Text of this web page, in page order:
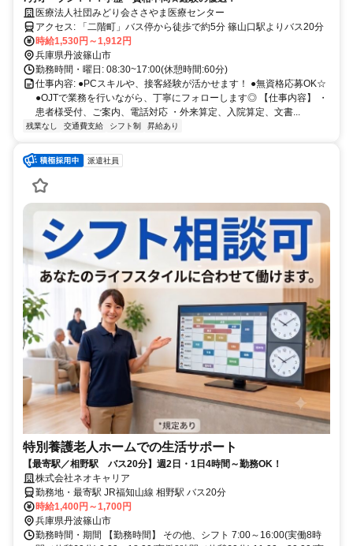
医療法人社団みどり会ささやま医療センター
アクセス: 「二階町」バス停から徒歩で約5分 篠山口駅よりバス20分
時給1,530円～1,912円
兵庫県丹波篠山市
勤務時間・曜日: 08:30~17:00(休憩時間:60分)
仕事内容: ●PCスキルや、接客経験が活かせます！ ●無資格応募OK☆
●OJTで業務を行いながら、丁寧にフォローします◎ 【仕事内容】 ・
患者様受付、ご案内、電話対応 ・外来算定、入院算定、文書...
残業なし 交通費支給 シフト制 昇給あり
派遣社員
特別養護老人ホームでの生活サポート
【最寄駅／相野駅 バス20分】週2日・1日4時間～勤務OK！
株式会社ネオキャリア
勤務地・最寄駅 JR福知山線 相野駅 バス20分
時給1,400円～1,700円
兵庫県丹波篠山市
勤務時間・期間 【勤務時間】 その他、シフト 7:00～16:00(実働8時